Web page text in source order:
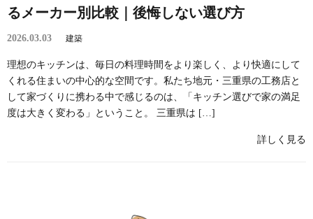
るメーカー別比較｜後悔しない選び方
2026.03.03 建築
理想のキッチンは、毎日の料理時間をより楽しく、より快適にして
くれる住まいの中心的な空間です。私たち地元・三重県の工務店と
して家づくりに携わる中で感じるのは、「キッチン選びで家の満足
度は大きく変わる」ということ。 三重県は […]
詳しく見る